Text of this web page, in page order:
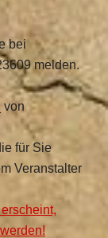
bei
melden.
von
für Sie
Veranstalter